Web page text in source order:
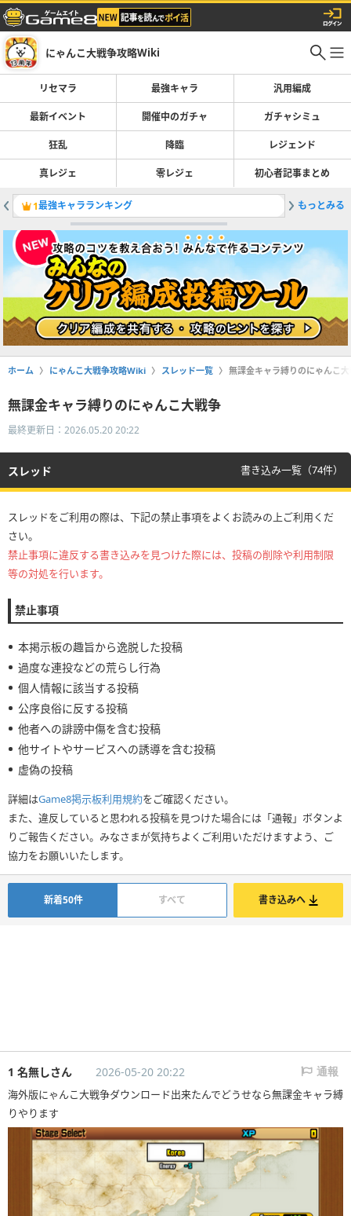
にゃんこ大戦争攻略Wiki
リセマラ 最強キャラ 汎用編成
最新イベント 開催中のガチャ ガチャシミュ
狂乱 降臨 レジェンド
真レジェ 零レジェ 初心者記事まとめ
1最強キャラランキング 2鉄腕！
もっとみる
ホーム にゃんこ大戦争攻略Wiki スレッド一覧 無課金キャラ縛りのにゃんこ
無課金キャラ縛りのにゃんこ大戦争
最終更新日：2026.05.20 20:22
スレッド 書き込み一覧（74件）
スレッドをご利用の際は、下記の禁止事項をよくお読みの上ご利用くだ
さい。
禁止事項に違反する書き込みを見つけた際には、投稿の削除や利用制限
等の対処を行います。
禁止事項
本掲示板の趣旨から逸脱した投稿
過度な連投などの荒らし行為
個人情報に該当する投稿
公序良俗に反する投稿
他者への誹謗中傷を含む投稿
他サイトやサービスへの誘導を含む投稿
虚偽の投稿
詳細はGame8掲示板利用規約をご確認ください。
また、違反していると思われる投稿を見つけた場合には「通報」ボタンよ
りご報告ください。みなさまが気持ちよくご利用いただけますよう、ご
協力をお願いいたします。
新着50件 すべて 書き込みへ
1 名無しさん 2026-05-20 20:22 通報
海外版にゃんこ大戦争ダウンロード出来たんでどうせなら無課金キャラ縛
りやります